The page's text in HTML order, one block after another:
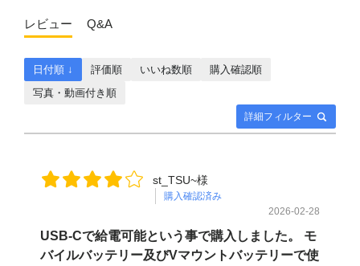
レビュー Q&A
詳細フィルター
日付順 ↓ 評価順 いいね数順
購入確認順
写真・動画付き順
st_TSU~様
購入確認済み
2026-02-28
USB-Cで給電可能という事で購入しました。 モ
バイルバッテリー及びVマウントバッテリーで使